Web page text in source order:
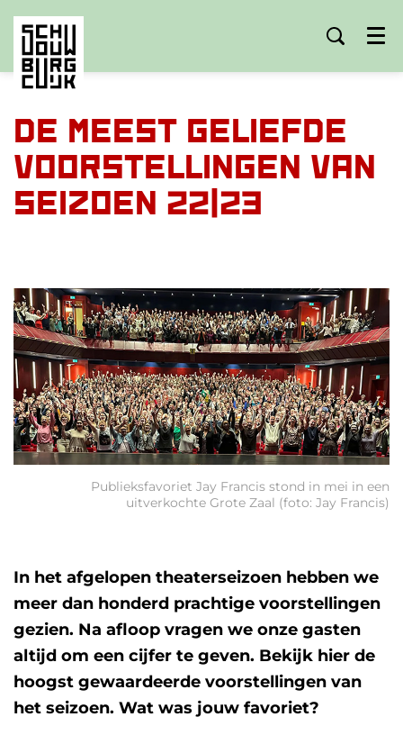
Menu
De meest geliefde
voorstellingen van
seizoen 22|23
Publieksfavoriet Jay Francis stond in mei in een
uitverkochte Grote Zaal (foto: Jay Francis)
In het afgelopen theaterseizoen hebben we
meer dan honderd prachtige voorstellingen
gezien. Na afloop vragen we onze gasten
altijd om een cijfer te geven. Bekijk hier de
hoogst gewaardeerde voorstellingen van
het seizoen. Wat was jouw favoriet?